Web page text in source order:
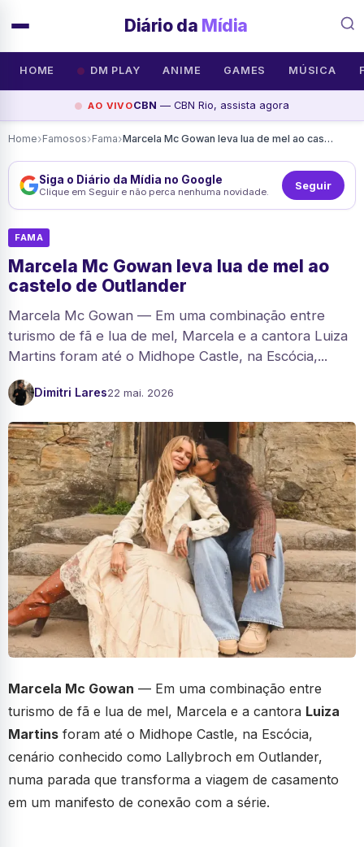
Diário da Mídia
HOME DM PLAY ANIME GAMES MÚSICA
AO VIVOCBN — CBN Rio, assista agora
Home›Famosos›Fama› Marcela Mc Gowan leva lua de mel ao castelo de Outlander
Siga o Diário da Mídia no Google
Clique em Seguir e não perca nenhuma novidade. Seguir
FAMA
Marcela Mc Gowan leva lua de mel ao
castelo de Outlander
Marcela Mc Gowan — Em uma combinação entre
turismo de fã e lua de mel, Marcela e a cantora Luiza
Martins foram até o Midhope Castle, na Escócia,...
Dimitri Lares22 mai. 2026
Marcela Mc Gowan — Em uma combinação entre
turismo de fã e lua de mel, Marcela e a cantora Luiza
Martins foram até o Midhope Castle, na Escócia,
cenário conhecido como Lallybroch em Outlander,
numa parada que transforma a viagem de casamento
em um manifesto de conexão com a série.